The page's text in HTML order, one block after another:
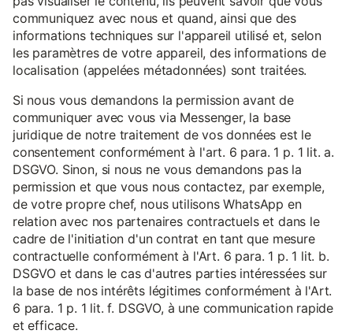
communiquez avec nous et quand, ainsi que des
informations techniques sur l'appareil utilisé et, selon
les paramètres de votre appareil, des informations de
localisation (appelées métadonnées) sont traitées.
Si nous vous demandons la permission avant de
communiquer avec vous via Messenger, la base
juridique de notre traitement de vos données est le
consentement conformément à l'art. 6 para. 1 p. 1 lit. a.
DSGVO. Sinon, si nous ne vous demandons pas la
permission et que vous nous contactez, par exemple,
de votre propre chef, nous utilisons WhatsApp en
relation avec nos partenaires contractuels et dans le
cadre de l'initiation d'un contrat en tant que mesure
contractuelle conformément à l'Art. 6 para. 1 p. 1 lit. b.
DSGVO et dans le cas d'autres parties intéressées sur
la base de nos intérêts légitimes conformément à l'Art.
6 para. 1 p. 1 lit. f. DSGVO, à une communication rapide
et efficace.